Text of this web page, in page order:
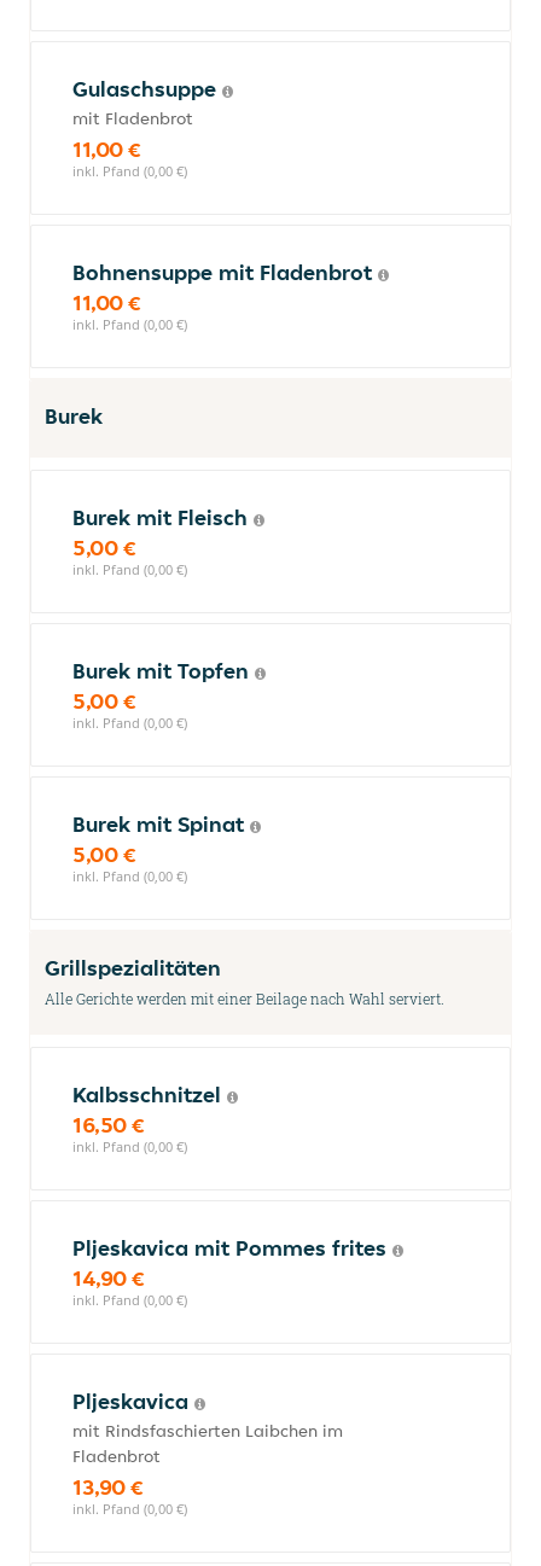
Gulaschsuppe
mit Fladenbrot
11,00 €
inkl. Pfand (0,00 €)
Bohnensuppe mit Fladenbrot
11,00 €
inkl. Pfand (0,00 €)
Burek
Burek mit Fleisch
5,00 €
inkl. Pfand (0,00 €)
Burek mit Topfen
5,00 €
inkl. Pfand (0,00 €)
Burek mit Spinat
5,00 €
inkl. Pfand (0,00 €)
Grillspezialitäten
Alle Gerichte werden mit einer Beilage nach Wahl serviert.
Kalbsschnitzel
16,50 €
inkl. Pfand (0,00 €)
Pljeskavica mit Pommes frites
14,90 €
inkl. Pfand (0,00 €)
Pljeskavica
mit Rindsfaschierten Laibchen im
Fladenbrot
13,90 €
inkl. Pfand (0,00 €)